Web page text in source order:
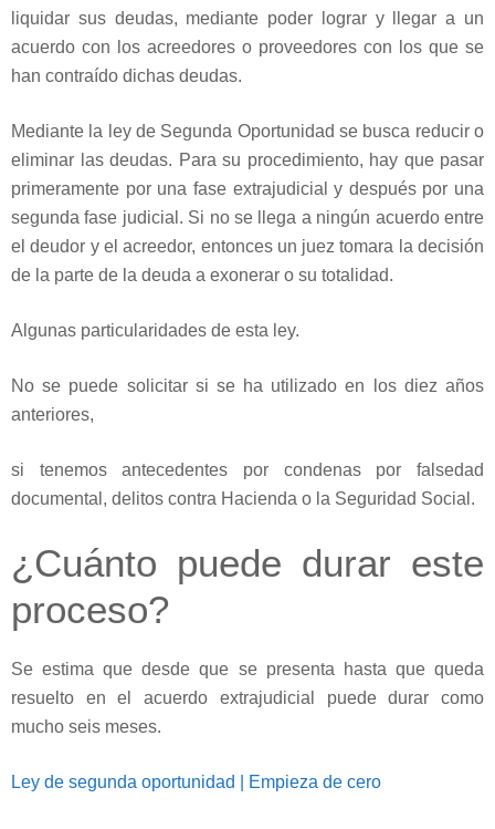
liquidar sus deudas, mediante poder lograr y llegar a un
acuerdo con los acreedores o proveedores con los que se
han contraído dichas deudas.
Mediante la ley de Segunda Oportunidad se busca reducir o
eliminar las deudas. Para su procedimiento, hay que pasar
primeramente por una fase extrajudicial y después por una
segunda fase judicial. Si no se llega a ningún acuerdo entre
el deudor y el acreedor, entonces un juez tomara la decisión
de la parte de la deuda a exonerar o su totalidad.
Algunas particularidades de esta ley.
No se puede solicitar si se ha utilizado en los diez años
anteriores,
si tenemos antecedentes por condenas por falsedad
documental, delitos contra Hacienda o la Seguridad Social.
¿Cuánto puede durar este
proceso?
Se estima que desde que se presenta hasta que queda
resuelto en el acuerdo extrajudicial puede durar como
mucho seis meses.
Ley de segunda oportunidad | Empieza de cero